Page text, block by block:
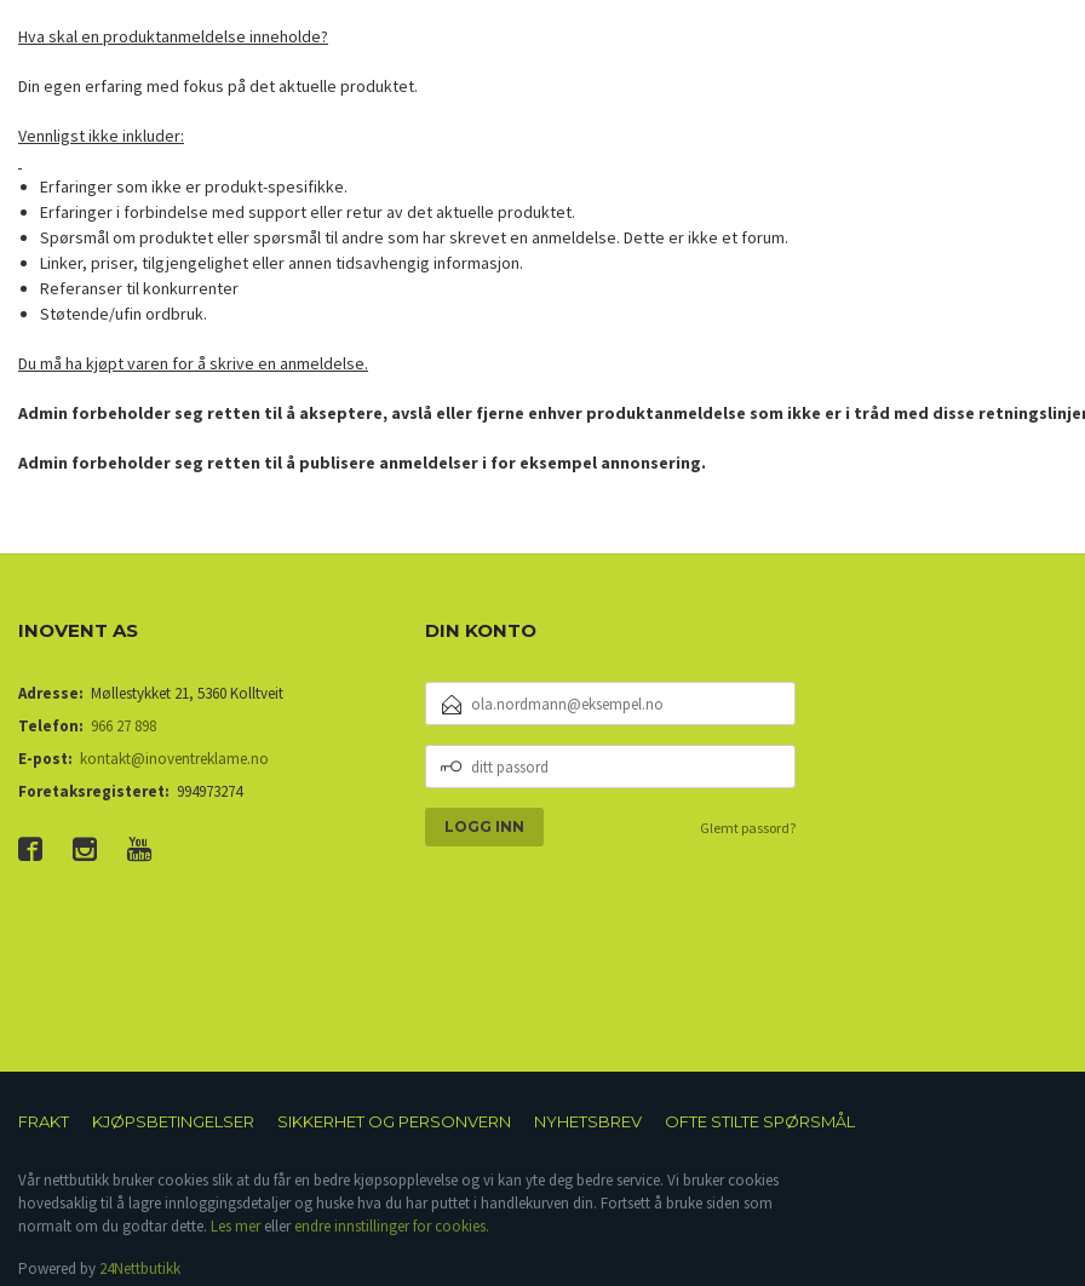
Hva skal en produktanmeldelse inneholde?
Din egen erfaring med fokus på det aktuelle produktet.
Vennligst ikke inkluder:
Erfaringer som ikke er produkt-spesifikke.
Erfaringer i forbindelse med support eller retur av det aktuelle produktet.
Spørsmål om produktet eller spørsmål til andre som har skrevet en anmeldelse. Dette er ikke et forum.
Linker, priser, tilgjengelighet eller annen tidsavhengig informasjon.
Referanser til konkurrenter
Støtende/ufin ordbruk.
Du må ha kjøpt varen for å skrive en anmeldelse.
Admin forbeholder seg retten til å akseptere, avslå eller fjerne enhver produktanmeldelse som ikke er i tråd med disse
Admin forbeholder seg retten til å publisere anmeldelser i for eksempel annonsering.
INOVENT AS
Adresse: Møllestykket 21, 5360 Kolltveit
Telefon: 966 27 898
E-post: kontakt@inoventreklame.no
Foretaksregisteret: 994973274
DIN KONTO
POSTADRESSE
PASSORD
Glemt passord?
FRAKT KJØPSBETINGELSER SIKKERHET OG PERSONVERN NYHETSBREV OFTE STILTE SPØRSMÅL
Vår nettbutikk bruker cookies slik at du får en bedre kjøpsopplevelse og vi kan yte deg bedre service. Vi bruker cookies
hovedsaklig til å lagre innloggingsdetaljer og huske hva du har puttet i handlekurven din. Fortsett å bruke siden som
normalt om du godtar dette. Les merellerendre innstillinger for cookies.
Powered by 24Nettbutikk